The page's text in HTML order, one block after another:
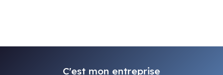
C'est mon entreprise